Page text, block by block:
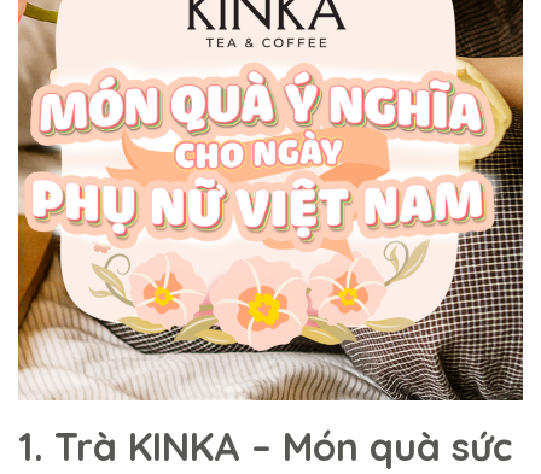
1. Trà KINKA – Món quà sức